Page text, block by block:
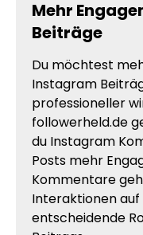
Mehr
Beiträge
Du möchtest
Instagram
professioneller
followerheld.de
du Instagram
Posts mehr
Kommentare
Interaktionen
entscheidende